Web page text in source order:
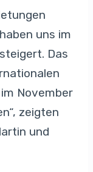
uns im
Das
November
zeigten
und